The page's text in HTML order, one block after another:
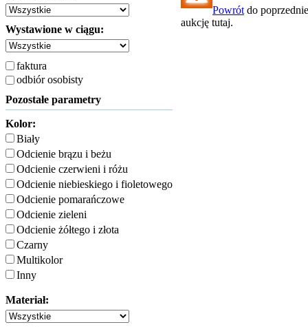
Wystawione w ciągu:
faktura
odbiór osobisty
Pozostałe parametry
Kolor:
Biały
Odcienie brązu i beżu
Odcienie czerwieni i różu
Odcienie niebieskiego i fioletowego
Odcienie pomarańczowe
Odcienie zieleni
Odcienie żółtego i złota
Czarny
Multikolor
Inny
Materiał:
Powrót do
aukcję tutaj.